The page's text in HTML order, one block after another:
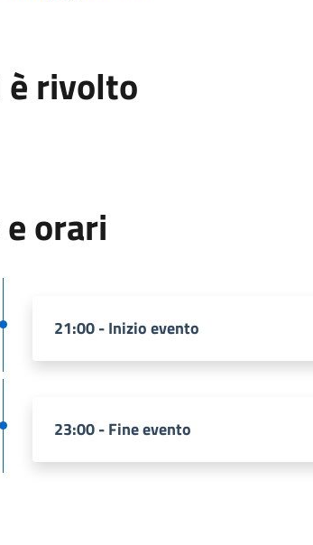
è rivolto
orari
21:00 - Inizio evento
23:00 - Fine evento